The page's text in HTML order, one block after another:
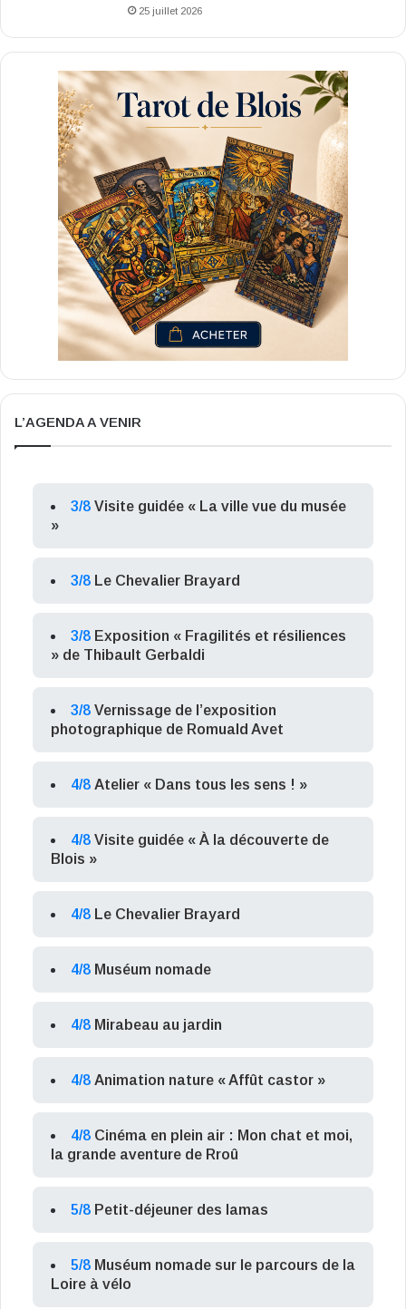
25 juillet 2026
L’AGENDA A VENIR
3/8 Visite guidée « La ville vue du musée
»
3/8 Le Chevalier Brayard
3/8 Exposition « Fragilités et résiliences
» de Thibault Gerbaldi
3/8 Vernissage de l’exposition
photographique de Romuald Avet
4/8 Atelier « Dans tous les sens ! »
4/8 Visite guidée « À la découverte de
Blois »
4/8 Le Chevalier Brayard
4/8 Muséum nomade
4/8 Mirabeau au jardin
4/8 Animation nature « Affût castor »
4/8 Cinéma en plein air : Mon chat et moi,
la grande aventure de Rroû
5/8 Petit-déjeuner des lamas
5/8 Muséum nomade sur le parcours de la
Loire à vélo